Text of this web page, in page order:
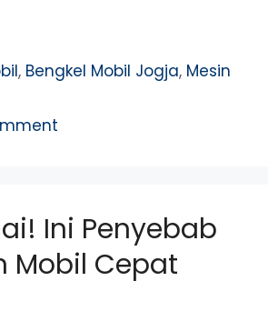
, Bengkel Mobil Jogja, Mesin
Ini Penyebab
Mobil Cepat